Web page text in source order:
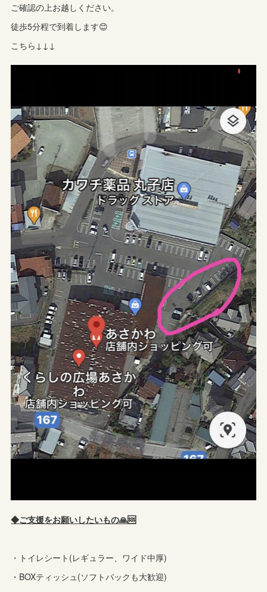
ご確認の上お越しください。
徒歩5分程で到着します😊
こちら↓↓↓
◆ご支援をお願いしたいもの🙏🆘️
・トイレシート(レギュラー、ワイド中厚)
・BOXティッシュ(ソフトパックも大歓迎)